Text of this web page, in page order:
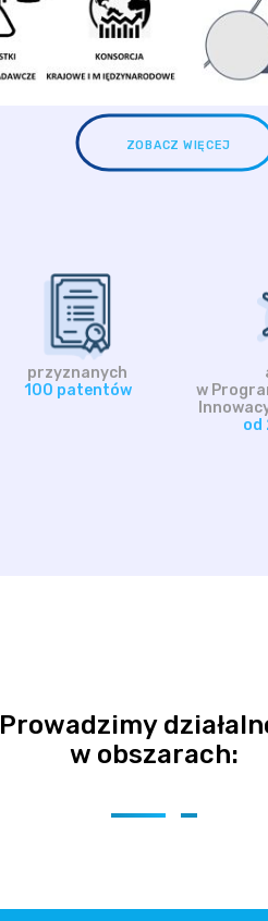
ZOBACZ WIĘCEJ
przyznanych
100 patentów
w
od
Prowadzimy
w obszarach: